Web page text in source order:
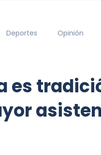
Deportes Opinión
es